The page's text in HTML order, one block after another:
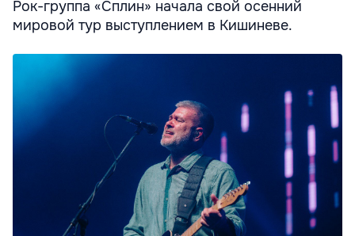
Рок-группа «Сплин» начала свой осенний
мировой тур выступлением в Кишиневе.